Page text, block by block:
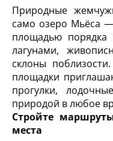
Природные
само озеро Мьёса
площадью
лагунами,
склоны
площадки
прогулки,
природой в любое
Стройте
места